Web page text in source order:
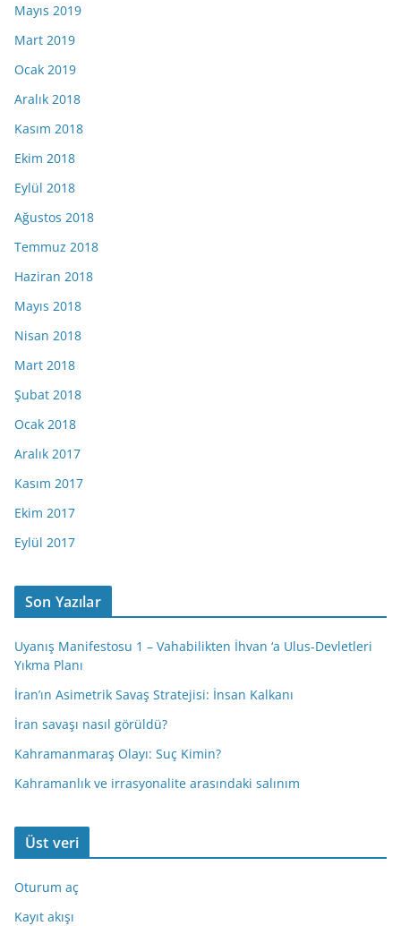
Mayıs 2019
Mart 2019
Ocak 2019
Aralık 2018
Kasım 2018
Ekim 2018
Eylül 2018
Ağustos 2018
Temmuz 2018
Haziran 2018
Mayıs 2018
Nisan 2018
Mart 2018
Şubat 2018
Ocak 2018
Aralık 2017
Kasım 2017
Ekim 2017
Eylül 2017
Son Yazılar
Uyanış Manifestosu 1 – Vahabilikten İhvan ‘a Ulus-Devletleri
Yıkma Planı
İran’ın Asimetrik Savaş Stratejisi: İnsan Kalkanı
İran savaşı nasıl görüldü?
Kahramanmaraş Olayı: Suç Kimin?
Kahramanlık ve irrasyonalite arasındaki salınım
Üst veri
Oturum aç
Kayıt akışı